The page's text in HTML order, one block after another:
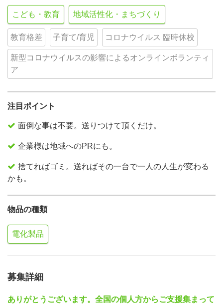
こども・教育 地域活性化・まちづくり
教育格差 子育て/育児 コロナウイルス 臨時休校
新型コロナウイルスの影響によるオンラインボランティ
ア
注目ポイント
面倒な事は不要。送りつけて頂くだけ。
企業様は地域へのPRにも。
捨てればゴミ。送ればその一台で一人の人生が変わる
かも。
物品の種類
電化製品
募集詳細
ありがとうございます。全国の個人方からご支援集まって